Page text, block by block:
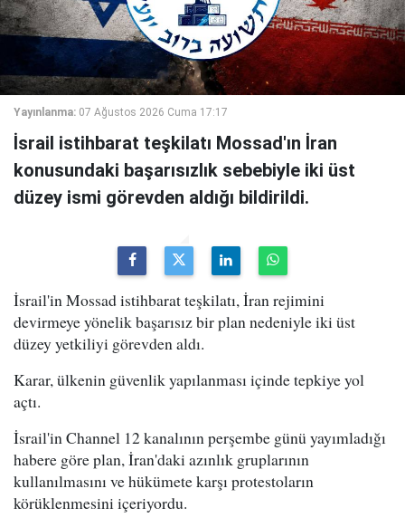
Yayınlanma: 07 Ağustos 2026 Cuma 17:17
İsrail istihbarat teşkilatı Mossad'ın İran
konusundaki başarısızlık sebebiyle iki üst
düzey ismi görevden aldığı bildirildi.
İsrail'in Mossad istihbarat teşkilatı, İran rejimini
devirmeye yönelik başarısız bir plan nedeniyle iki üst
düzey yetkiliyi görevden aldı.
Karar, ülkenin güvenlik yapılanması içinde tepkiye yol
açtı.
İsrail'in Channel 12 kanalının perşembe günü yayımladığı
habere göre plan, İran'daki azınlık gruplarının
kullanılmasını ve hükümete karşı protestoların
körüklenmesini içeriyordu.